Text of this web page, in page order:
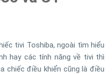
tivi Toshiba, ngoài tìm hiểu
hay các tính năng về tivi thì
chiếc điều khiển cũng là điều